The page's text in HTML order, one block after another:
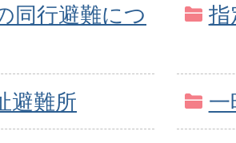
同行避難につ
指
避難所